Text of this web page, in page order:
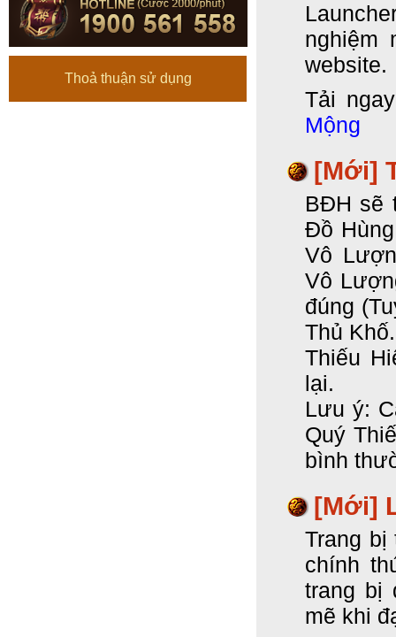
Thoả thuận sử dụng
nghiệm
website.
Tải
Mộng
[Mới]
BĐH sẽ
Đồ
Vô
Vô
đúng
Thủ
Thiếu
lại.
Lưu ý:
Quý
bình
[Mới]
Trang
chính
trang bị
mẽ khi